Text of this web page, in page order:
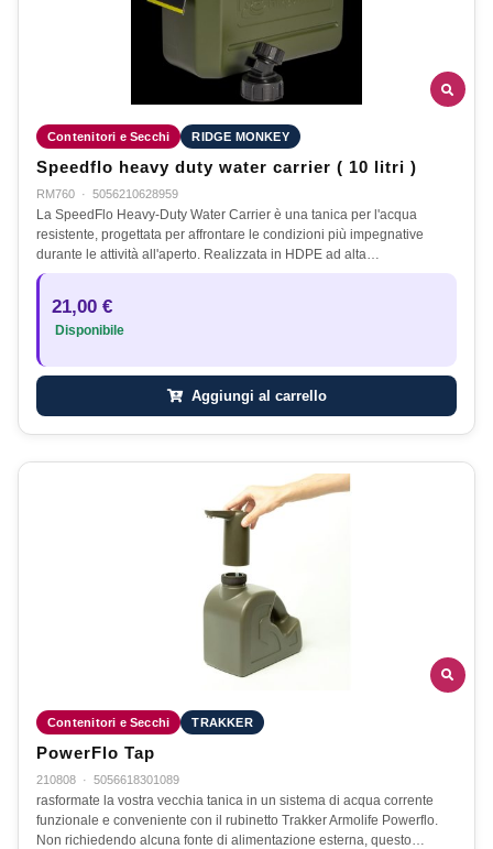
Contenitori e Secchi RIDGE MONKEY
Speedflo heavy duty water carrier ( 10 litri )
RM760 · 5056210628959
La SpeedFlo Heavy-Duty Water Carrier è una tanica per l'acqua
resistente, progettata per affrontare le condizioni più impegnative
durante le attività all'aperto. Realizzata in HDPE ad alta…
21,00 €
Disponibile
Aggiungi al carrello
Contenitori e Secchi TRAKKER
PowerFlo Tap
210808 · 5056618301089
rasformate la vostra vecchia tanica in un sistema di acqua corrente
funzionale e conveniente con il rubinetto Trakker Armolife Powerflo.
Non richiedendo alcuna fonte di alimentazione esterna, questo…